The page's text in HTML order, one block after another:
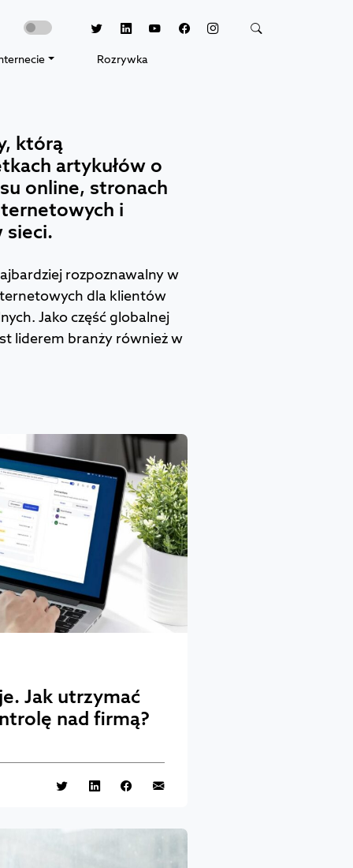
Rozrywka
którą
artykułów o
online, stronach
i
sieci.
rozpoznawalny w
dla klientów
Jako część globalnej
liderem branży również w
Jak utrzymać
nad firmą?